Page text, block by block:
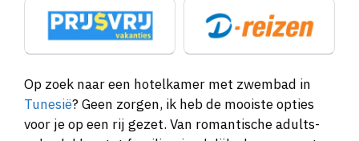
Op zoek naar een hotelkamer met zwembad in
Tunesië? Geen zorgen, ik heb de mooiste opties
voor je op een rij gezet. Van romantische adults-